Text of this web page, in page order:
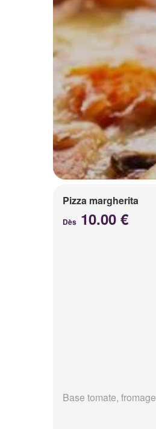
Pizza margherita
Dès 10.00 €
Base tomate, fromage